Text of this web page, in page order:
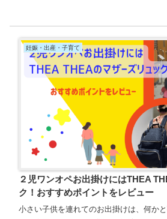
妊娠・出産・子育て
２児ワンオペお出掛けにはTHEA
ク！おすすめポイントをレビュー
小さい子供を連れてのお出掛けは、何か